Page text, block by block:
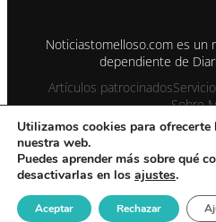
Noticiastomelloso.com es un
dependiente de
Artículos patrocinados
Sobre
© 1995-2026 Color Vivo Internet.
Aviso LegalContactoEnviar notas
Publicidad Sitemap
Utilizamos cookies para ofrecerte
nuestra web.
Puedes aprender más sobre qué
desactivarlas en los ajustes.
Aceptar Rechazar